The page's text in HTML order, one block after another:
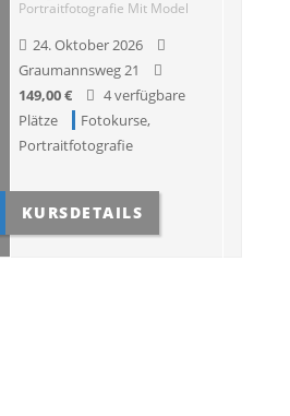
Portraitfotografie Mit Model
24. Oktober 2026
Graumannsweg 21
149,00€
4 verfügbare
Plätze
Fotokurse,
Portraitfotografie
KURSDETAILS